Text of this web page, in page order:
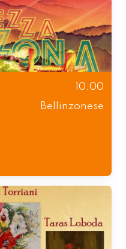
10.00
Bellinzonese